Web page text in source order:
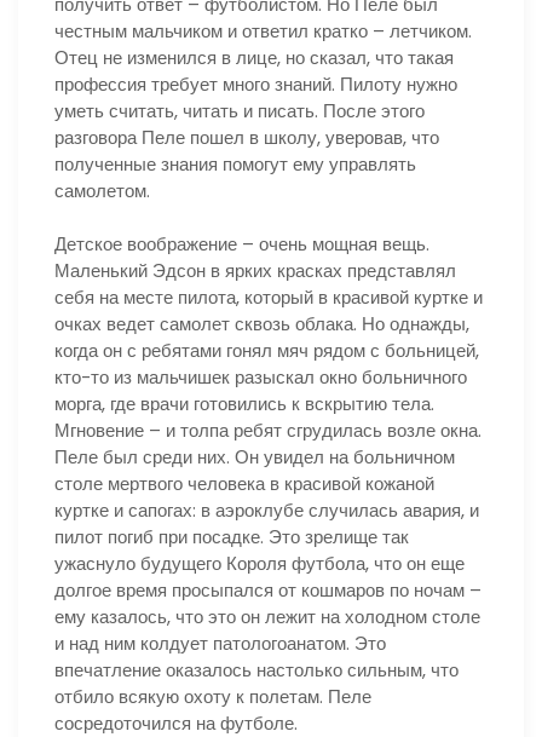
честным мальчиком и ответил кратко – летчиком.
Отец не изменился в лице, но сказал, что такая
профессия требует много знаний. Пилоту нужно
уметь считать, читать и писать. После этого
разговора Пеле пошел в школу, уверовав, что
полученные знания помогут ему управлять
самолетом.
Детское воображение – очень мощная вещь.
Маленький Эдсон в ярких красках представлял
себя на месте пилота, который в красивой куртке и
очках ведет самолет сквозь облака. Но однажды,
когда он с ребятами гонял мяч рядом с больницей,
кто-то из мальчишек разыскал окно больничного
морга, где врачи готовились к вскрытию тела.
Мгновение – и толпа ребят сгрудилась возле окна.
Пеле был среди них. Он увидел на больничном
столе мертвого человека в красивой кожаной
куртке и сапогах: в аэроклубе случилась авария, и
пилот погиб при посадке. Это зрелище так
ужаснуло будущего Короля футбола, что он еще
долгое время просыпался от кошмаров по ночам –
ему казалось, что это он лежит на холодном столе
и над ним колдует патологоанатом. Это
впечатление оказалось настолько сильным, что
отбило всякую охоту к полетам. Пеле
сосредоточился на футболе.